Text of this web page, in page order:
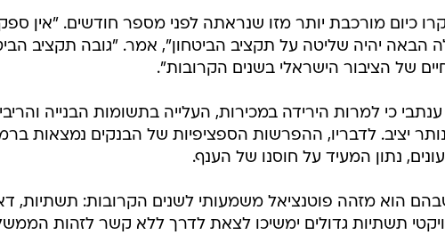
כיום מורכבת יותר מזו שנראתה לפני מספר חודשים. "אין
יהיה שליטה על תקציב הביטחון", אמר. "גובה תקציב
של הציבור הישראלי בשנים הקרובות".
כי למרות הירידה במכירות, העלייה בתשומות הבנייה
יציב. לדבריו, ההפרשות הספציפיות של הבנקים נמצאות
נתון המעיד על חוסנו של הענף.
הוא מזהה פוטנציאל משמעותי לשנים הקרובות: תשתיות,
תשתיות גדולים ימשיכו לצאת לדרך ללא קשר לזהות